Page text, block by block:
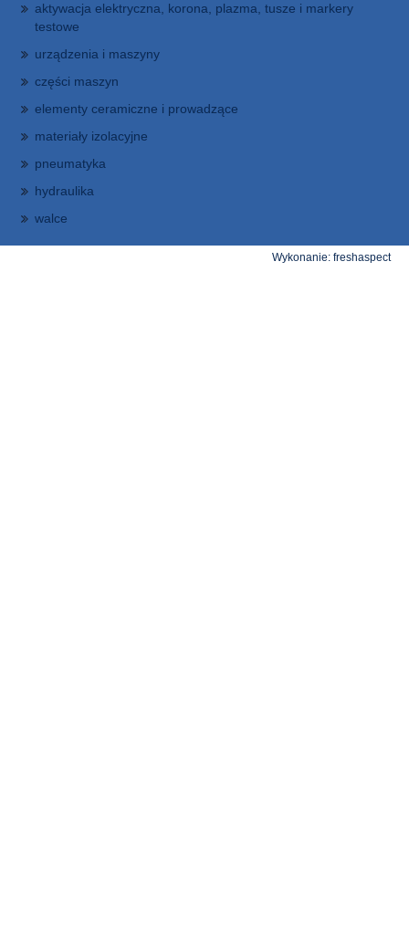
aktywacja elektryczna, korona, plazma, tusze i markery
testowe
urządzenia i maszyny
części maszyn
elementy ceramiczne i prowadzące
materiały izolacyjne
pneumatyka
hydraulika
walce
Wykonanie: freshaspect